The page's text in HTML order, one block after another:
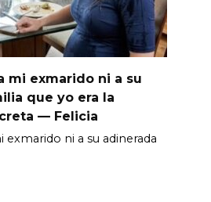
mi exmarido ni a su
que yo era la
— Felicia
exmarido ni a su adinerada